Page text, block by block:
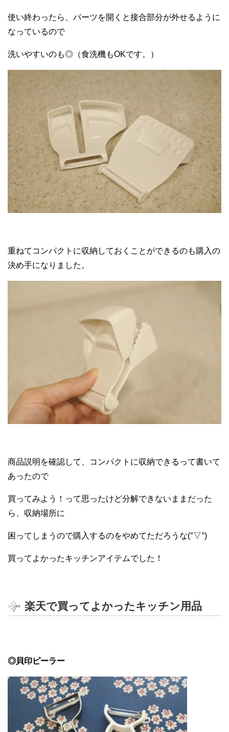
使い終わったら、パーツを開くと接合部分が外せるように
なっているので
洗いやすいのも◎（食洗機もOKです。）
重ねてコンパクトに収納しておくことができるのも購入の
決め手になりました。
商品説明を確認して、コンパクトに収納できるって書いて
あったので
買ってみよう！って思ったけど分解できないままだった
ら、収納場所に
困ってしまうので購入するのをやめてただろうな(°▽°)
買ってよかったキッチンアイテムでした！
楽天で買ってよかったキッチン用品
◎貝印ピーラー